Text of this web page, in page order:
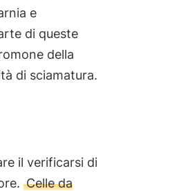
e
di queste
della
di sciamatura.
il verificarsi di
Celle da